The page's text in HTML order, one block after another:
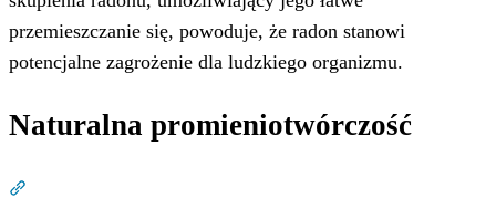
przemieszczanie się, powoduje, że radon stanowi
potencjalne zagrożenie dla ludzkiego organizmu.
Naturalna promieniotwórczość